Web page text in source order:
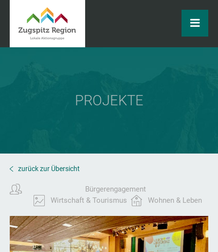
PROJEKTE
zurück zur Übersicht
Bürgerengagement
Wirtschaft & Tourismus
Wohnen & Leben